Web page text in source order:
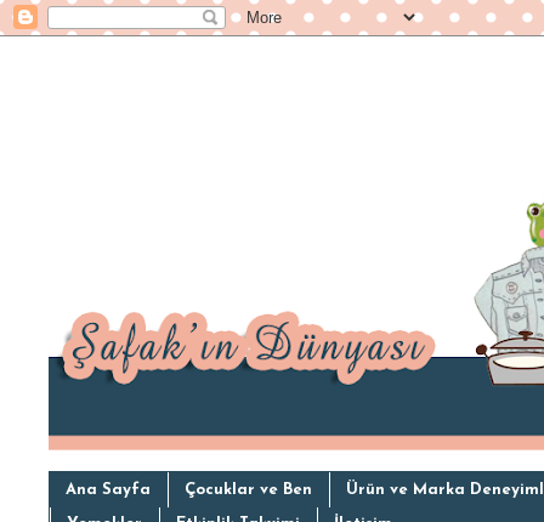
Ana Sayfa Çocuklar ve Ben Ürün ve Marka